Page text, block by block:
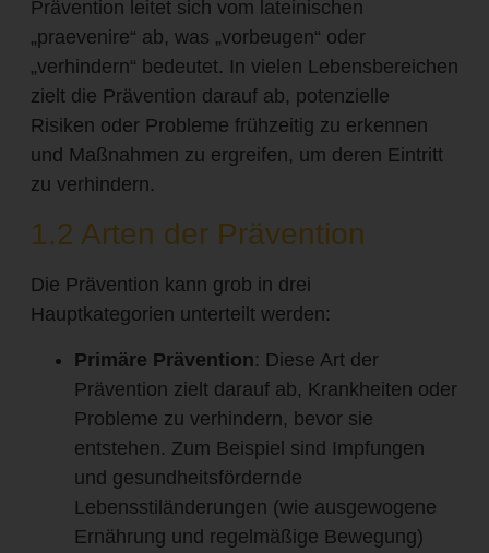
Prävention leitet sich vom lateinischen
„praevenire“ ab, was „vorbeugen“ oder
„verhindern“ bedeutet. In vielen Lebensbereichen
zielt die Prävention darauf ab, potenzielle
Risiken oder Probleme frühzeitig zu erkennen
und Maßnahmen zu ergreifen, um deren Eintritt
zu verhindern.
1.2 Arten der Prävention
Die Prävention kann grob in drei
Hauptkategorien unterteilt werden:
Primäre Prävention: Diese Art der
Prävention zielt darauf ab, Krankheiten oder
Probleme zu verhindern, bevor sie
entstehen. Zum Beispiel sind Impfungen
und gesundheitsfördernde
Lebensstiländerungen (wie ausgewogene
Ernährung und regelmäßige Bewegung)